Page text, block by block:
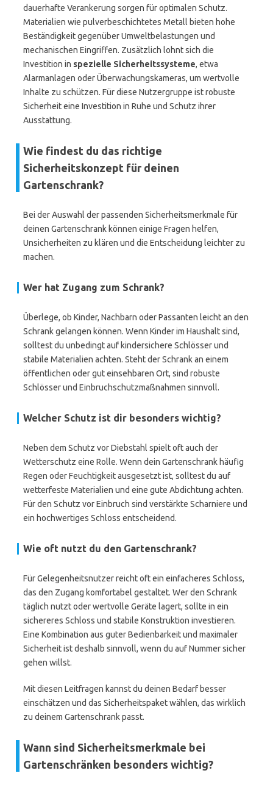
dauerhafte Verankerung sorgen für optimalen Schutz.
Materialien wie pulverbeschichtetes Metall bieten hohe
Beständigkeit gegenüber Umweltbelastungen und
mechanischen Eingriffen. Zusätzlich lohnt sich die
Investition in spezielle Sicherheitssysteme, etwa
Alarmanlagen oder Überwachungskameras, um wertvolle
Inhalte zu schützen. Für diese Nutzergruppe ist robuste
Sicherheit eine Investition in Ruhe und Schutz ihrer
Ausstattung.
Wie findest du das richtige
Sicherheitskonzept für deinen
Gartenschrank?
Bei der Auswahl der passenden Sicherheitsmerkmale für
deinen Gartenschrank können einige Fragen helfen,
Unsicherheiten zu klären und die Entscheidung leichter zu
machen.
Wer hat Zugang zum Schrank?
Überlege, ob Kinder, Nachbarn oder Passanten leicht an den
Schrank gelangen können. Wenn Kinder im Haushalt sind,
solltest du unbedingt auf kindersichere Schlösser und
stabile Materialien achten. Steht der Schrank an einem
öffentlichen oder gut einsehbaren Ort, sind robuste
Schlösser und Einbruchschutzmaßnahmen sinnvoll.
Welcher Schutz ist dir besonders wichtig?
Neben dem Schutz vor Diebstahl spielt oft auch der
Wetterschutz eine Rolle. Wenn dein Gartenschrank häufig
Regen oder Feuchtigkeit ausgesetzt ist, solltest du auf
wetterfeste Materialien und eine gute Abdichtung achten.
Für den Schutz vor Einbruch sind verstärkte Scharniere und
ein hochwertiges Schloss entscheidend.
Wie oft nutzt du den Gartenschrank?
Für Gelegenheitsnutzer reicht oft ein einfacheres Schloss,
das den Zugang komfortabel gestaltet. Wer den Schrank
täglich nutzt oder wertvolle Geräte lagert, sollte in ein
sichereres Schloss und stabile Konstruktion investieren.
Eine Kombination aus guter Bedienbarkeit und maximaler
Sicherheit ist deshalb sinnvoll, wenn du auf Nummer sicher
gehen willst.
Mit diesen Leitfragen kannst du deinen Bedarf besser
einschätzen und das Sicherheitspaket wählen, das wirklich
zu deinem Gartenschrank passt.
Wann sind Sicherheitsmerkmale bei
Gartenschränken besonders wichtig?